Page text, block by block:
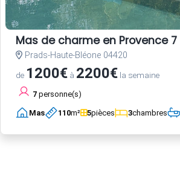
Mas de charme en Provence
Prads-Haute-Bléone 04420
de 1200€ à 2200€ la semaine
7 personne(s)
Mas 110m² 5pièces 3chambres